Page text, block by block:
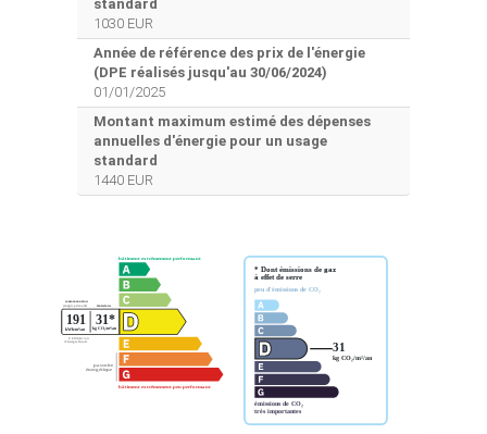
standard
1030 EUR
Année de référence des prix de l'énergie
(DPE réalisés jusqu'au 30/06/2024)
01/01/2025
Montant maximum estimé des dépenses
annuelles d'énergie pour un usage
standard
1440 EUR